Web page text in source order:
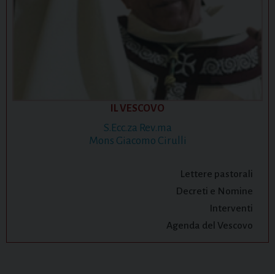
IL VESCOVO
S.Ecc.za Rev.ma
Mons Giacomo Cirulli
Lettere pastorali
Decreti e Nomine
Interventi
Agenda del Vescovo